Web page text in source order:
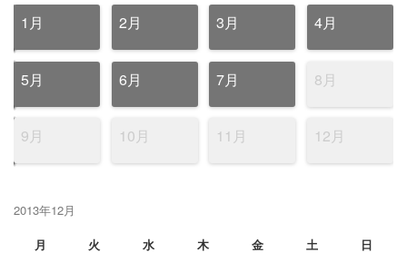
1月 2月 3月 4月
5月 6月 7月 8月
9月 10月 11月 12月
2013年12月
月
火 水 木 金 土 日